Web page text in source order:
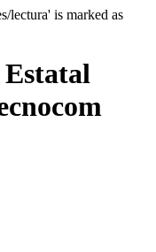
lectura' is marked as
Estatal